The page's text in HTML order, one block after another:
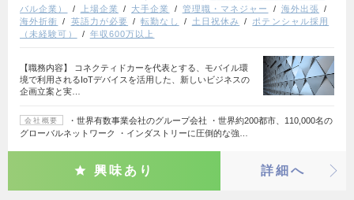
バル企業）
上場企業 大手企業 管理職・マネジャー
海外出張
海外折衝
英語力が必要 転勤なし 土日祝休み
ポテンシャル採用
（未経験可）
年収600万以上
【職務内容】 コネクティドカーを代表とする、モバイル環
境で利用されるIoTデバイスを活用した、新しいビジネスの
企画立案と実…
会社概要
・世界有数事業会社のグループ会社 ・世界約200都市、110,000名の
グローバルネットワーク ・インダストリーに圧倒的な強…
興味あり 詳細へ